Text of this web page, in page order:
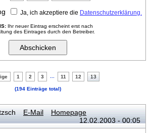
Ja, ich akzeptiere die Datenschutzerklärung.
Ihr neuer Eintrag erscheint erst nach
des Eintrages durch den Betreiber.
1 2 3 11 12 13
(194 Einträge total)
E-Mail
Homepage
12.02.2003 - 00:05